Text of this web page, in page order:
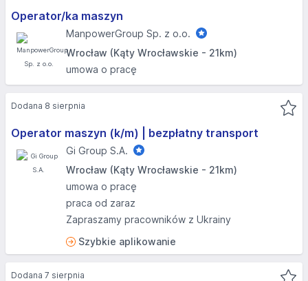
Operator/ka maszyn
ManpowerGroup Sp. z o.o.
Wrocław (Kąty Wrocławskie - 21km)
umowa o pracę
Operator maszyn (k/m) | bezpłatny transport
Gi Group S.A.
Wrocław (Kąty Wrocławskie - 21km)
umowa o pracę
praca od zaraz
Zapraszamy pracowników z Ukrainy
Szybkie aplikowanie
Dodana 8 sierpnia
Dodana 7 sierpnia